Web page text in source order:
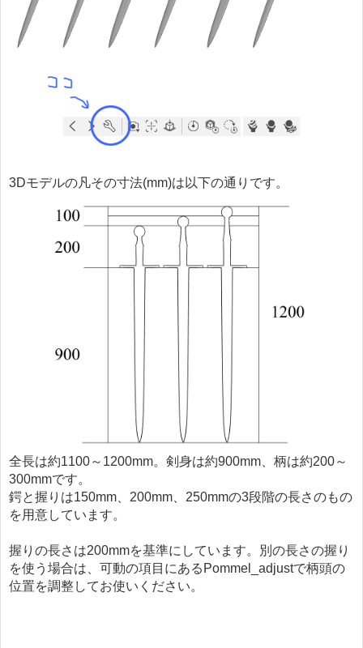
3Dモデルの凡その寸法(mm)は以下の通りです。
全長は約1100～1200mm。剣身は約900mm、柄は約200～
300mmです。
鍔と握りは150mm、200mm、250mmの3段階の長さのもの
を用意しています。
握りの長さは200mmを基準にしています。別の長さの握り
を使う場合は、可動の項目にあるPommel_adjustで柄頭の
位置を調整してお使いください。